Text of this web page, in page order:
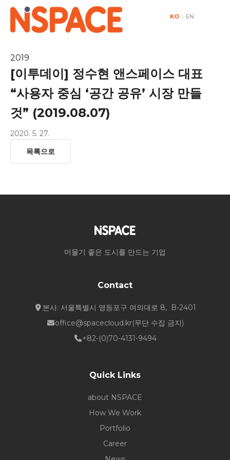
KO | EN
2019
[이투데이] 정수현 앤스페이스 대표
“사용자 중심 ‘공간 공유’ 시장 만들
것” (2019.08.07)
2020. 5. 27.
목록으로
머물기 좋은 도시를 만드는 기업
Contact
본사: 서울특별시 영등포구 여의대로 8, B-2401
office@spacecloud.kr(무단 수집 금지)
+82-(0)70-4131-9494
Quick Links
about NSPACE
How We Work
Portfolio
Career